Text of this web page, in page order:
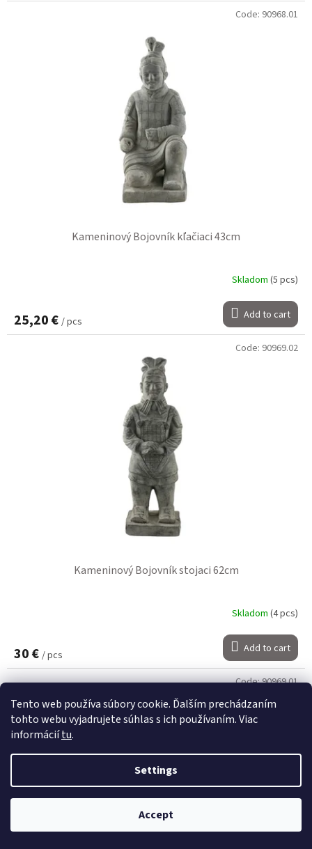
Tento web používa súbory cookie. Ďalším prechádzaním
tohto webu vyjadrujete súhlas s ich používaním. Viac
informáciítu.
Settings
Accept
Kameninový Bojovník kľačiaci 43cm
Skladom (5 pcs)
25,20 € / pcs Add to cart
Code: 90968.01
Kameninový Bojovník stojaci 62cm
Skladom (4 pcs)
30 € / pcs Add to cart
Code: 90969.02
Code:90969.01